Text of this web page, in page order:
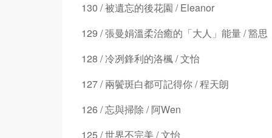
130 / 被遺忘的後花園 / Eleanor
129 / 張曼娟溫柔治癒的「大人」能量 / 豁思
128 / 冷冽鋒利的洛楓 / 文怡
127 / 兩鬢斑白都可記得你 / 程天朗
126 / 忘與掃除 / 阿Wen
125 / 世界不完美 / 文怡